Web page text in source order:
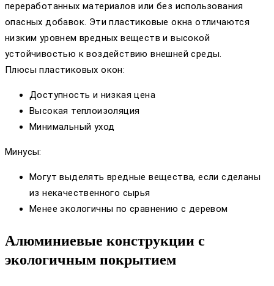
переработанных материалов или без использования
опасных добавок. Эти пластиковые окна отличаются
низким уровнем вредных веществ и высокой
устойчивостью к воздействию внешней среды.
Плюсы пластиковых окон:
Доступность и низкая цена
Высокая теплоизоляция
Минимальный уход
Минусы:
Могут выделять вредные вещества, если сделаны
из некачественного сырья
Менее экологичны по сравнению с деревом
Алюминиевые конструкции с
экологичным покрытием